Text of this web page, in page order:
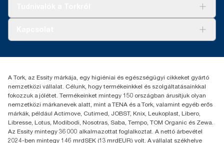
+36 1 392 2176
H-1021 Budapest
Budakeszi út 51.
A Tork, az Essity márkája, egy higiéniai és egészségügyi cikkeket gyártó
nemzetközi vállalat. Célunk, hogy termékeinkkel és szolgáltatásainkkal
fokozzuk a jólétet. Termékeinket mintegy 150 országban árusítjuk olyan
nemzetközi márkanevek alatt, mint a TENA és a Tork, valamint egyéb erős
márkák, például Actimove, Cutimed, JOBST, Knix, Leukoplast, Libero,
Libresse, Lotus, Modibodi, Nosotras, Saba, Tempo, TOM Organic és Zewa.
Az Essity mintegy 36 000 alkalmazottat foglalkoztat. A nettó árbevétel
2024-ben mintegy 146 mrdSEK (13 mrdEUR) volt. A vállalat székhelye